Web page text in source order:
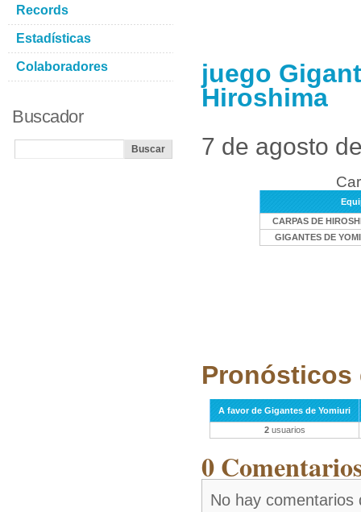
juego
Hiroshima
7 de agosto
CARPAS DE
GIGANTES DE
Pronósticos
A favor de Gigantes de Yomiuri
2usuarios
0
No hay comentarios
Records
Estadísticas
Colaboradores
Buscador